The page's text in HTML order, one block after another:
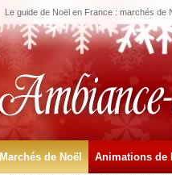
Le guide de Noël en France : marchés de
Marchés de Noël Animations de